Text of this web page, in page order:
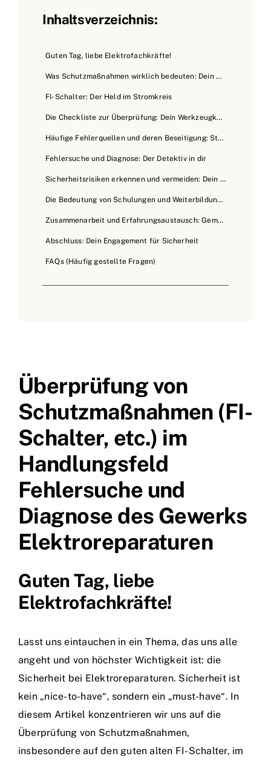
Inhaltsverzeichnis:
Guten Tag, liebe Elektrofachkräfte!
Was Schutzmaßnahmen wirklich bedeuten: Dein Lebensretter in der Elektroinstallation
FI-Schalter: Der Held im Stromkreis
Die Checkliste zur Überprüfung: Dein Werkzeugkasten für die Sicherheit
Häufige Fehlerquellen und deren Beseitigung: Stolpersteine im Alltag
Fehlersuche und Diagnose: Der Detektiv in dir
Sicherheitsrisiken erkennen und vermeiden: Dein oberstes Gebot
Die Bedeutung von Schulungen und Weiterbildung: Wissen ist Macht
Zusammenarbeit und Erfahrungsaustausch: Gemeinsam sind wir stark
Abschluss: Dein Engagement für Sicherheit
FAQs (Häufig gestellte Fragen)
Überprüfung von
Schutzmaßnahmen (FI-
Schalter, etc.) im
Handlungsfeld
Fehlersuche und
Diagnose des Gewerks
Elektroreparaturen
Guten Tag, liebe
Elektrofachkräfte!
Lasst uns eintauchen in ein Thema, das uns alle
angeht und von höchster Wichtigkeit ist: die
Sicherheit bei Elektroreparaturen. Sicherheit ist
kein „nice-to-have“, sondern ein „must-have“. In
diesem Artikel konzentrieren wir uns auf die
Überprüfung von Schutzmaßnahmen,
insbesondere auf den guten alten FI-Schalter, im